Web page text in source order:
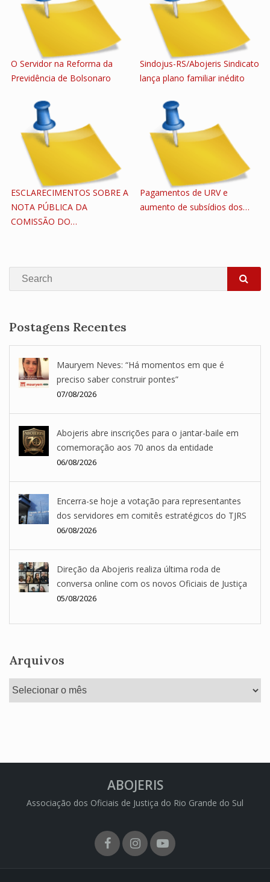
O Servidor na Reforma da
Previdência de Bolsonaro
Sindojus-RS/Abojeris Sindicato
lança plano familiar inédito
ESCLARECIMENTOS SOBRE A
NOTA PÚBLICA DA
COMISSÃO DO…
Pagamentos de URV e
aumento de subsídios dos…
Search
Postagens Recentes
Mauryem Neves: “Há momentos em que é
preciso saber construir pontes”
07/08/2026
Abojeris abre inscrições para o jantar-baile em
comemoração aos 70 anos da entidade
06/08/2026
Encerra-se hoje a votação para representantes
dos servidores em comitês estratégicos do TJRS
06/08/2026
Direção da Abojeris realiza última roda de
conversa online com os novos Oficiais de Justiça
05/08/2026
Arquivos
Arquivos
ABOJERIS
Associação dos Oficiais de Justiça do Rio Grande do Sul
FacebookInstagram
Youtube